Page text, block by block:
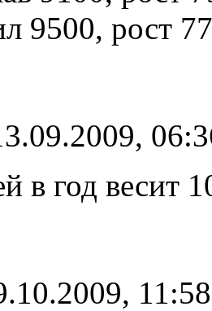
9500, рост
в год весит
11:58